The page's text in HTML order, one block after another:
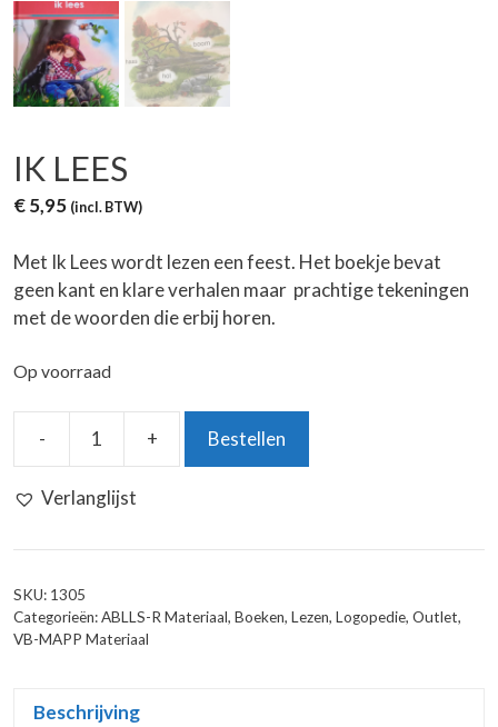
IK LEES
€5,95 (incl. BTW)
Met Ik Lees wordt lezen een feest. Het boekje bevat
geen kant en klare verhalen maar prachtige tekeningen
met de woorden die erbij horen.
Op voorraad
- + Bestellen
Verlanglijst
SKU: 1305
Categorieën:ABLLS-R Materiaal, Boeken, Lezen, Logopedie, Outlet,
VB-MAPP Materiaal
Beschrijving